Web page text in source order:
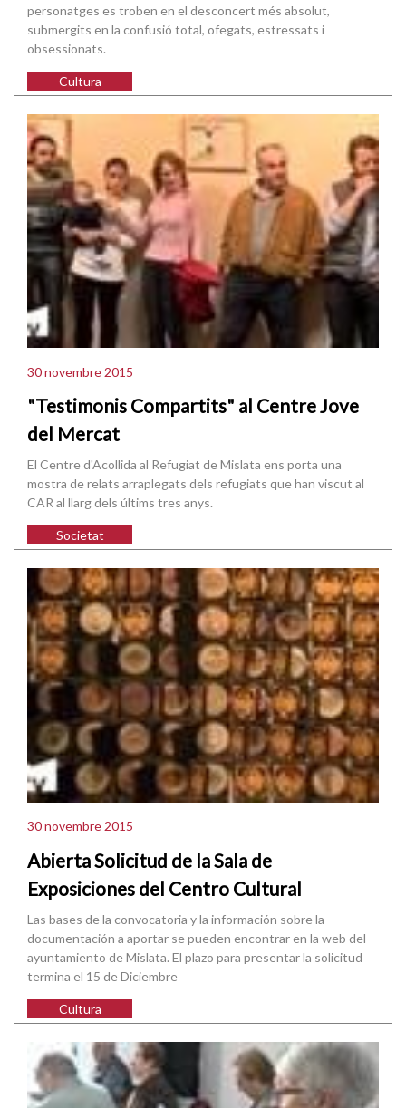
personatges es troben en el desconcert més absolut,
submergits en la confusió total, ofegats, estressats i
obsessionats.
Cultura
30 novembre 2015
"Testimonis Compartits" al Centre Jove
del Mercat
El Centre d'Acollida al Refugiat de Mislata ens porta una
mostra de relats arraplegats dels refugiats que han viscut al
CAR al llarg dels últims tres anys.
Societat
30 novembre 2015
Abierta Solicitud de la Sala de
Exposiciones del Centro Cultural
Las bases de la convocatoria y la información sobre la
documentación a aportar se pueden encontrar en la web del
ayuntamiento de Mislata. El plazo para presentar la solicitud
termina el 15 de Diciembre
Cultura